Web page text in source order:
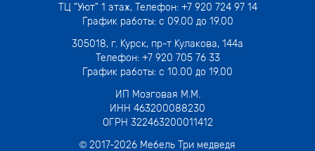
ТЦ "Уют" 1 этаж, Телефон: +7 920 724 97 14
График работы: с 09.00 до 19.00
305018, г. Курск, пр-т Кулакова, 144а
Телефон: +7 920 705 76 33
График работы: с 10.00 до 19.00
ИП Мозговая М.М.
ИНН 463200088230
ОГРН 322463200011412
© 2017-2026 Мебель Три медведя